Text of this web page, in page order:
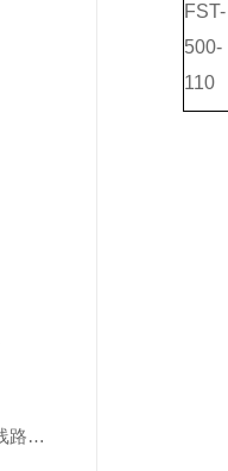
绝缘子/核相仪/运行线路试验仪器
FST-
500-
110